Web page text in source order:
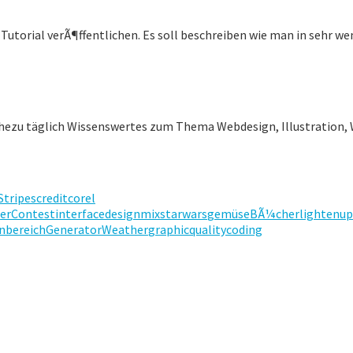
verÃ¶ffentlichen. Es soll beschreiben wie man in sehr
täglich Wissenswertes zum Thema Webdesign, Illustration,
creditcorel
ContestinterfacedesignmixstarwarsgemüseBÃ¼cherlighten
GeneratorWeathergraphicqualitycoding